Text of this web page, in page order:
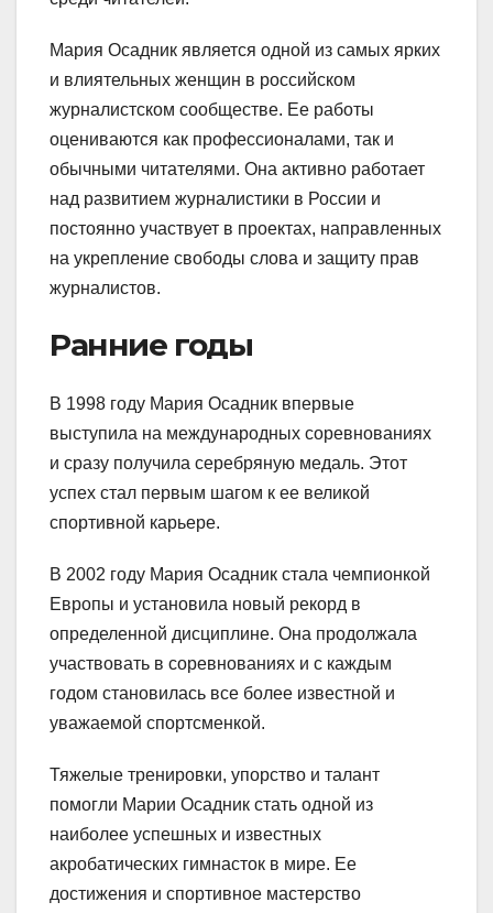
Мария Осадник является одной из самых ярких
и влиятельных женщин в российском
журналистском сообществе. Ее работы
оцениваются как профессионалами, так и
обычными читателями. Она активно работает
над развитием журналистики в России и
постоянно участвует в проектах, направленных
на укрепление свободы слова и защиту прав
журналистов.
Ранние годы
В 1998 году Мария Осадник впервые
выступила на международных соревнованиях
и сразу получила серебряную медаль. Этот
успех стал первым шагом к ее великой
спортивной карьере.
В 2002 году Мария Осадник стала чемпионкой
Европы и установила новый рекорд в
определенной дисциплине. Она продолжала
участвовать в соревнованиях и с каждым
годом становилась все более известной и
уважаемой спортсменкой.
Тяжелые тренировки, упорство и талант
помогли Марии Осадник стать одной из
наиболее успешных и известных
акробатических гимнасток в мире. Ее
достижения и спортивное мастерство